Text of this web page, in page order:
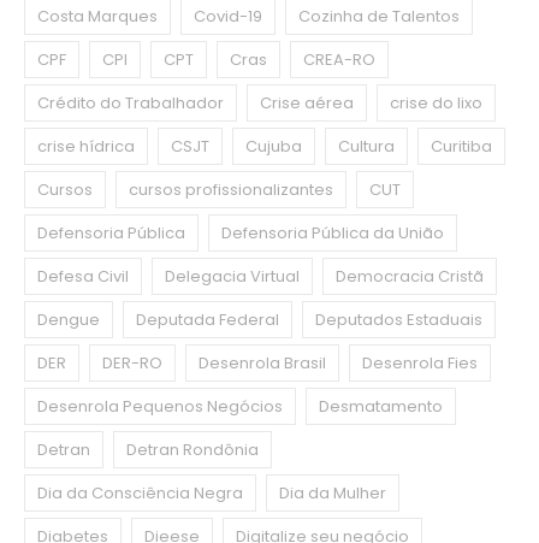
Costa Marques
Covid-19
Cozinha de Talentos
CPF
CPI CPT Cras
CREA-RO
Crédito do Trabalhador
Crise aérea
crise do lixo
crise hídrica
CSJT Cujuba Cultura
Curitiba
Cursos
cursos profissionalizantes
CUT
Defensoria Pública
Defensoria Pública da União
Defesa Civil
Delegacia Virtual
Democracia Cristã
Dengue
Deputada Federal
Deputados Estaduais
DER
DER-RO Desenrola Brasil
Desenrola Fies
Desenrola Pequenos Negócios
Desmatamento
Detran
Detran Rondônia
Dia da Consciência Negra
Dia da Mulher
Diabetes
Dieese
Digitalize seu negócio